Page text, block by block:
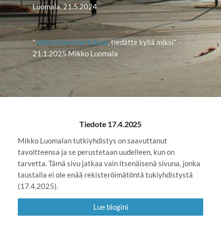
Luomala, 21.5.2024
"Johtaminen merkitsee, tiedätte kyllä miksi" -
21.1.2025 Mikko Luomala
Tiedote 17.4.2025
Mikko Luomalan tutkiyhdistys on saavuttanut
tavoitteensa ja se perustetaan uudelleen, kun on
tarvetta. Tämä sivu jatkaa vain itsenäisenä sivuna, jonka
taustalla ei ole enää rekisteröimätöntä tukiyhdistystä
(17.4.2025).
Lue blogini